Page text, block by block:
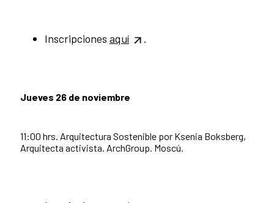
Inscripciones aquí .
Jueves 26 de noviembre
11:00 hrs. Arquitectura Sostenible por Ksenia Boksberg,
Arquitecta activista. ArchGroup. Moscú.